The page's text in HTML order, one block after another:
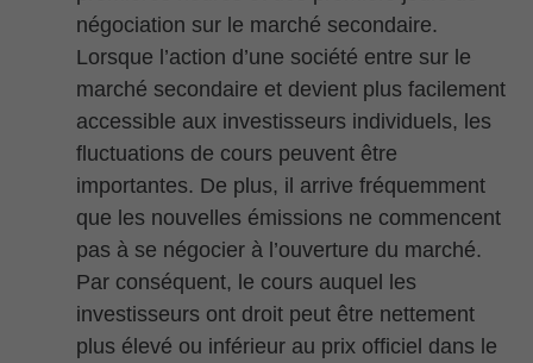
négociation sur le marché secondaire.
Lorsque l’action d’une société entre sur le
marché secondaire et devient plus facilement
accessible aux investisseurs individuels, les
fluctuations de cours peuvent être
importantes. De plus, il arrive fréquemment
que les nouvelles émissions ne commencent
pas à se négocier à l’ouverture du marché.
Par conséquent, le cours auquel les
investisseurs ont droit peut être nettement
plus élevé ou inférieur au prix officiel dans le